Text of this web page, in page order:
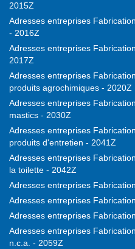
2015Z
Adresses entreprises
- 2016Z
Adresses entreprises
2017Z
Adresses entreprises
produits agrochimiques - 2020Z
Adresses entreprises
mastics - 2030Z
Adresses entreprises
produits d'entretien - 2041Z
Adresses entreprises
la toilette - 2042Z
Adresses entreprises
Adresses entreprises
Adresses entreprises
Adresses entreprises
n.c.a. - 2059Z